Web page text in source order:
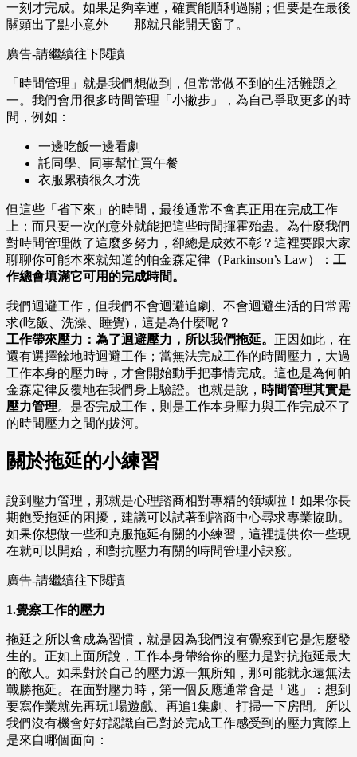
一刻才完成。如果足夠幸運，確實能順利過關；但要是在最後
關頭出了點小意外——那就只能開天窗了。
廣告-請繼續往下閱讀
「時間管理」就是我們想做到，但常常做不到的生活難題之
一。我們會用很多時間管理「小撇步」，為自己爭取更多的時
間，例如：
一邊吃飯一邊看劇
託同學、同事幫忙買午餐
衣服累積很久才洗
但這些「省下來」的時間，最後通常不會真正用在完成工作
上；而只要一次的意外就能把這些時間揮霍殆盡。為什麼我們
對時間管理做了這麼多努力，卻總是成效不彰？這裡要跟大家
聊聊你可能本來就知道的帕金森定律（Parkinson’s Law）： 工
作總會填滿它可用的完成時間。
我們迴避工作，但我們不會迴避追劇、不會迴避生活的日常需
求(吃飯、洗澡、睡覺)，這是為什麼呢？
工作帶來壓力：為了迴避壓力，所以我們拖延。 正因如此，在
還有選擇餘地時迴避工作；當無法完成工作的時間壓力，大過
工作本身的壓力時，才會開始動手把事情完成。這也是為何帕
金森定律反覆地在我們身上驗證。也就是說， 時間管理其實是
壓力管理。是否完成工作，則是工作本身壓力與工作完成不了
的時間壓力之間的拔河。
關於拖延的小練習
說到壓力管理，那就是心理諮商相對專精的領域啦！如果你長
期飽受拖延的困擾，建議可以試著到諮商中心尋求專業協助。
如果你想做一些和克服拖延有關的小練習，這裡提供你一些現
在就可以開始，和對抗壓力有關的時間管理小訣竅。
廣告-請繼續往下閱讀
1.覺察工作的壓力
拖延之所以會成為習慣，就是因為我們沒有覺察到它是怎麼發
生的。正如上面所說，工作本身帶給你的壓力是對抗拖延最大
的敵人。如果對於自己的壓力源一無所知，那可能就永遠無法
戰勝拖延。在面對壓力時，第一個反應通常會是「逃」：想到
要寫作業就先再玩1場遊戲、再追1集劇、打掃一下房間。所以
我們沒有機會好好認識自己對於完成工作感受到的壓力實際上
是來自哪個面向：